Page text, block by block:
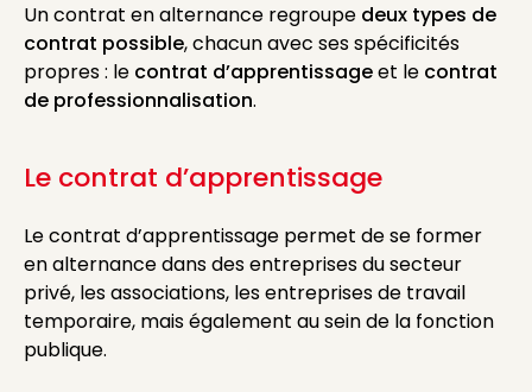
Un contrat en alternance regroupe deux types de
contrat possible, chacun avec ses spécificités
propres : le contrat d’apprentissageet le contrat
de professionnalisation.
Le contrat d’apprentissage
Le contrat d’apprentissage permet de se former
en alternance dans des entreprises du secteur
privé, les associations, les entreprises de travail
temporaire, mais également au sein de la fonction
publique.